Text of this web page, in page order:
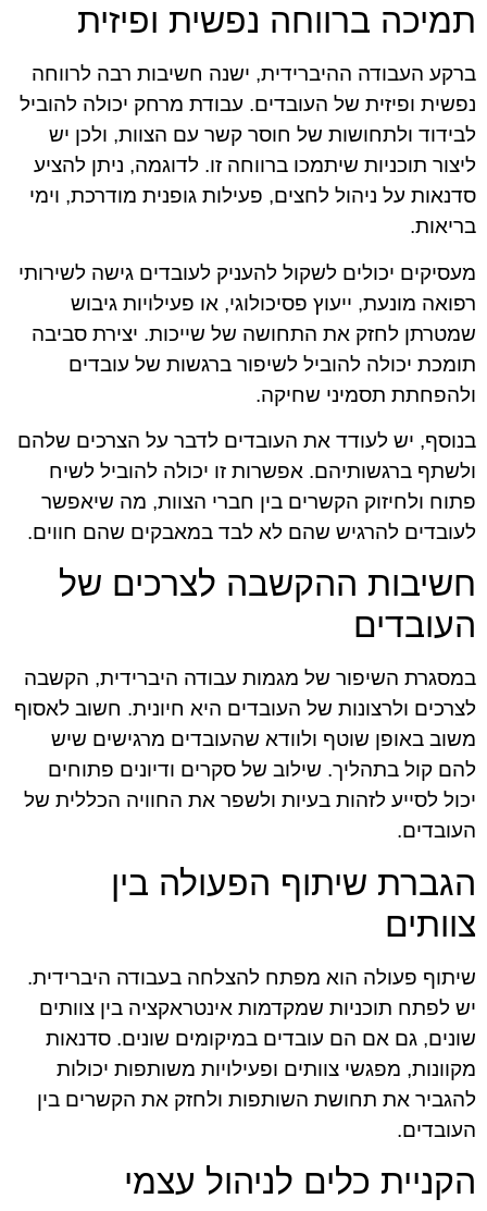
תמיכה ברווחה נפשית ופיזית
ברקע העבודה ההיברידית, ישנה חשיבות רבה לרווחה
נפשית ופיזית של העובדים. עבודת מרחק יכולה להוביל
לבידוד ולתחושות של חוסר קשר עם הצוות, ולכן יש
ליצור תוכניות שיתמכו ברווחה זו. לדוגמה, ניתן להציע
סדנאות על ניהול לחצים, פעילות גופנית מודרכת, וימי
בריאות.
מעסיקים יכולים לשקול להעניק לעובדים גישה לשירותי
רפואה מונעת, ייעוץ פסיכולוגי, או פעילויות גיבוש
שמטרתן לחזק את התחושה של שייכות. יצירת סביבה
תומכת יכולה להוביל לשיפור ברגשות של עובדים
ולהפחתת תסמיני שחיקה.
בנוסף, יש לעודד את העובדים לדבר על הצרכים שלהם
ולשתף ברגשותיהם. אפשרות זו יכולה להוביל לשיח
פתוח ולחיזוק הקשרים בין חברי הצוות, מה שיאפשר
לעובדים להרגיש שהם לא לבד במאבקים שהם חווים.
חשיבות ההקשבה לצרכים של
העובדים
במסגרת השיפור של מגמות עבודה היברידית, הקשבה
לצרכים ולרצונות של העובדים היא חיונית. חשוב לאסוף
משוב באופן שוטף ולוודא שהעובדים מרגישים שיש
להם קול בתהליך. שילוב של סקרים ודיונים פתוחים
יכול לסייע לזהות בעיות ולשפר את החוויה הכללית של
העובדים.
הגברת שיתוף הפעולה בין
צוותים
שיתוף פעולה הוא מפתח להצלחה בעבודה היברידית.
יש לפתח תוכניות שמקדמות אינטראקציה בין צוותים
שונים, גם אם הם עובדים במיקומים שונים. סדנאות
מקוונות, מפגשי צוותים ופעילויות משותפות יכולות
להגביר את תחושת השותפות ולחזק את הקשרים בין
העובדים.
הקניית כלים לניהול עצמי